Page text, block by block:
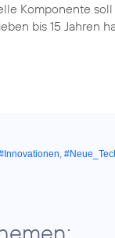
Komponente soll
bis 15 Jahren
,